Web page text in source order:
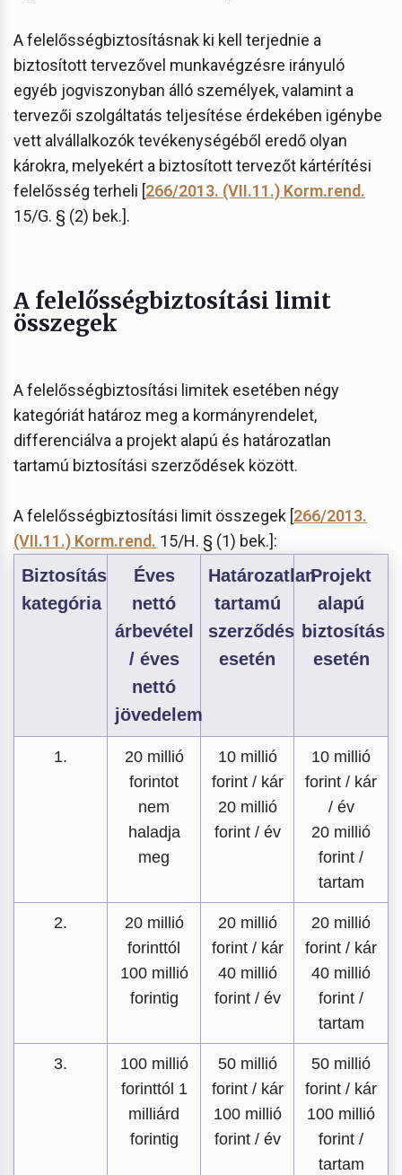
A felelősségbiztosításnak ki kell terjednie a
biztosított tervezővel munkavégzésre irányuló
egyéb jogviszonyban álló személyek, valamint a
tervezői szolgáltatás teljesítése érdekében igénybe
vett alvállalkozók tevékenységéből eredő olyan
károkra, melyekért a biztosított tervezőt kártérítési
felelősség terheli [266/2013. (VII.11.) Korm.rend.
15/G. § (2) bek.].
A felelősségbiztosítási limit
összegek
A felelősségbiztosítási limitek esetében négy
kategóriát határoz meg a kormányrendelet,
differenciálva a projekt alapú és határozatlan
tartamú biztosítási szerződések között.
A felelősségbiztosítási limit összegek [266/2013.
(VII.11.) Korm.rend. 15/H. § (1) bek.]:
Biztosítás
kategória
Éves
nettó
árbevétel
/ éves
nettó
jövedelem
Határozatlan
tartamú
szerződés
esetén
Projekt
alapú
biztosítás
esetén
1.
20 millió
forintot
nem
haladja
meg
10 millió
forint / kár
20 millió
forint / év
10 millió
forint / kár
/ év
20 millió
forint /
tartam
2.
20 millió
forinttól
100 millió
forintig
20 millió
forint / kár
40 millió
forint / év
20 millió
forint / kár
40 millió
forint /
tartam
3.
100 millió
forinttól 1
milliárd
forintig
50 millió
forint / kár
100 millió
forint / év
50 millió
forint / kár
100 millió
forint /
tartam